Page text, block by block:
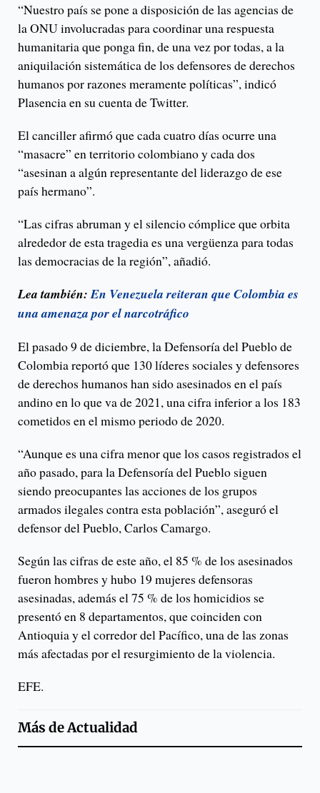
“Nuestro país se pone a disposición de las agencias de
la ONU involucradas para coordinar una respuesta
humanitaria que ponga fin, de una vez por todas, a la
aniquilación sistemática de los defensores de derechos
humanos por razones meramente políticas”, indicó
Plasencia en su cuenta de Twitter.
El canciller afirmó que cada cuatro días ocurre una
“masacre” en territorio colombiano y cada dos
“asesinan a algún representante del liderazgo de ese
país hermano”.
“Las cifras abruman y el silencio cómplice que orbita
alrededor de esta tragedia es una vergüenza para todas
las democracias de la región”, añadió.
Lea también:En Venezuela reiteran que Colombia es
una amenaza por el narcotráfico
El pasado 9 de diciembre, la Defensoría del Pueblo de
Colombia reportó que 130 líderes sociales y defensores
de derechos humanos han sido asesinados en el país
andino en lo que va de 2021, una cifra inferior a los 183
cometidos en el mismo periodo de 2020.
“Aunque es una cifra menor que los casos registrados el
año pasado, para la Defensoría del Pueblo siguen
siendo preocupantes las acciones de los grupos
armados ilegales contra esta población”, aseguró el
defensor del Pueblo, Carlos Camargo.
Según las cifras de este año, el 85 % de los asesinados
fueron hombres y hubo 19 mujeres defensoras
asesinadas, además el 75 % de los homicidios se
presentó en 8 departamentos, que coinciden con
Antioquia y el corredor del Pacífico, una de las zonas
más afectadas por el resurgimiento de la violencia.
EFE.
Más deActualidad